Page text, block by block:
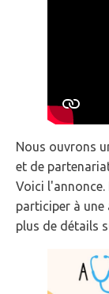
Nous ouvrons
et de
Voici
participer à une
plus de détails